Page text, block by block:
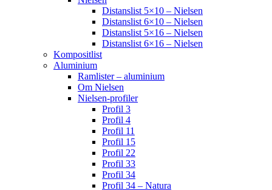
Distanslist 5×10 – Nielsen
Distanslist 6×10 – Nielsen
Distanslist 5×16 – Nielsen
Distanslist 6×16 – Nielsen
Kompositlist
Aluminium
Ramlister – aluminium
Om Nielsen
Nielsen-profiler
Profil 3
Profil 4
Profil 11
Profil 15
Profil 22
Profil 33
Profil 34
Profil 34 – Natura